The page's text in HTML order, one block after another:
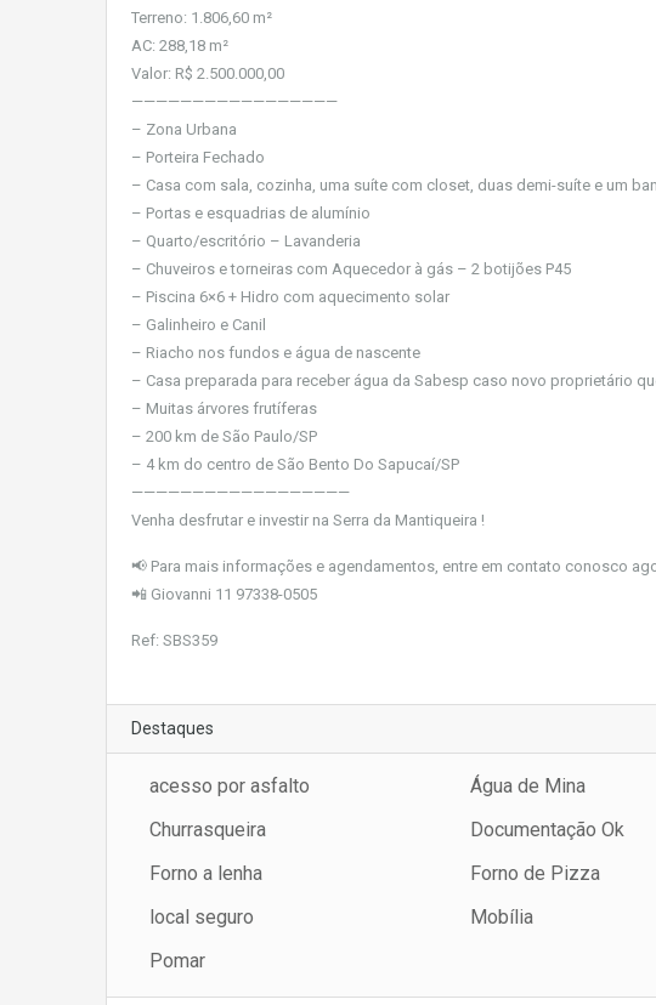
Terreno: 1.806,60 m²
AC: 288,18 m²
Valor: R$ 2.500.000,00
—————————————————
– Zona Urbana
– Porteira Fechado
– Casa com sala, cozinha, uma suíte com closet, duas demi-suíte e um
– Portas e esquadrias de alumínio
– Quarto/escritório – Lavanderia
– Chuveiros e torneiras com Aquecedor à gás – 2 botijões P45
– Piscina 6×6 + Hidro com aquecimento solar
– Galinheiro e Canil
– Riacho nos fundos e água de nascente
– Casa preparada para receber água da Sabesp caso novo proprietário
– Muitas árvores frutíferas
– 200 km de São Paulo/SP
– 4 km do centro de São Bento Do Sapucaí/SP
——————————————————
Venha desfrutar e investir na Serra da Mantiqueira !
📢 Para mais informações e agendamentos, entre em contato conosco
📲 Giovanni 11 97338-0505
Ref: SBS359
Destaques
acesso por asfalto Água de Mina
Churrasqueira
Documentação Ok
Forno a lenha
Forno de Pizza
local seguro
Mobília
Pomar